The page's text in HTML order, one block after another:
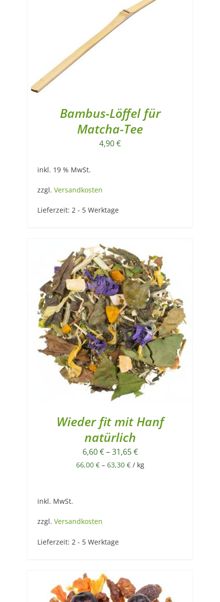
Bambus-Löffel für
Matcha-Tee
4,90€
inkl. 19 % MwSt.
zzgl. Versandkosten
Lieferzeit: 2 - 5 Werktage
Wieder fit mit Hanf
natürlich
6,60€–31,65€
66,00 €– 63,30 €/ kg
inkl. MwSt.
zzgl. Versandkosten
Lieferzeit: 2 - 5 Werktage